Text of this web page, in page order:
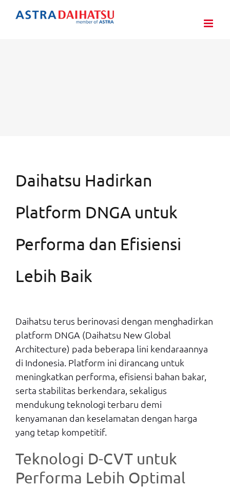
Daihatsu Hadirkan
Platform DNGA untuk
Performa dan Efisiensi
Lebih Baik
Daihatsu terus berinovasi dengan menghadirkan
platform DNGA (Daihatsu New Global
Architecture) pada beberapa lini kendaraannya
di Indonesia. Platform ini dirancang untuk
meningkatkan performa, efisiensi bahan bakar,
serta stabilitas berkendara, sekaligus
mendukung teknologi terbaru demi
kenyamanan dan keselamatan dengan harga
yang tetap kompetitif.
Teknologi D-CVT untuk
Performa Lebih Optimal